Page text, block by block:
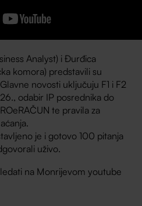
Analyst) i Đurđica
komora) predstavili su
novosti uključuju F1 i F2
odabir IP posrednika do
te pravila za
je i gotovo 100 pitanja
uživo.
na Monrijevom youtube